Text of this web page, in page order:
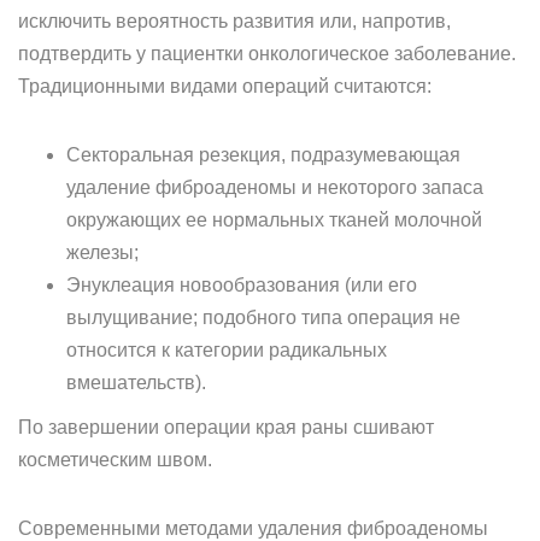
исключить вероятность развития или, напротив,
подтвердить у пациентки онкологическое заболевание.
Традиционными видами операций считаются:
Секторальная резекция, подразумевающая
удаление фиброаденомы и некоторого запаса
окружающих ее нормальных тканей молочной
железы;
Энуклеация новообразования (или его
вылущивание; подобного типа операция не
относится к категории радикальных
вмешательств).
По завершении операции края раны сшивают
косметическим швом.
Современными методами удаления фиброаденомы